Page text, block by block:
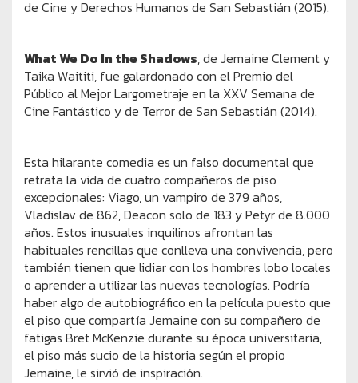
de Cine y Derechos Humanos de San Sebastián (2015).
What We Do In the Shadows, de Jemaine Clement y
Taika Waititi, fue galardonado con el Premio del
Público al Mejor Largometraje en la XXV Semana de
Cine Fantástico y de Terror de San Sebastián (2014).
Esta hilarante comedia es un falso documental que
retrata la vida de cuatro compañeros de piso
excepcionales: Viago, un vampiro de 379 años,
Vladislav de 862, Deacon solo de 183 y Petyr de 8.000
años. Estos inusuales inquilinos afrontan las
habituales rencillas que conlleva una convivencia, pero
también tienen que lidiar con los hombres lobo locales
o aprender a utilizar las nuevas tecnologías. Podría
haber algo de autobiográfico en la película puesto que
el piso que compartía Jemaine con su compañero de
fatigas Bret McKenzie durante su época universitaria,
el piso más sucio de la historia según el propio
Jemaine, le sirvió de inspiración.